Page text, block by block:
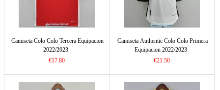
Camiseta Colo Colo Tercera Equipacion
2022/2023
€17.80
Camiseta Authentic Colo Colo Primera
Equipacion 2022/2023
€21.50